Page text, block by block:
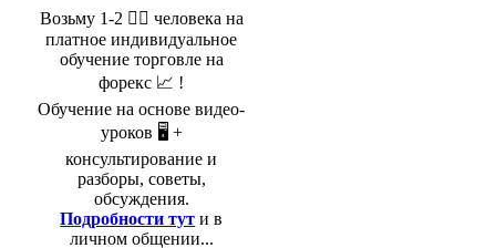
Возьму 1-2 🤵‍♂️ человека на
платное индивидуальное
обучение торговле на
форекс 📈 !
Обучение на основе видео-
уроков 🖥️ +
консультирование и
разборы, советы,
обсуждения.
Подробности тут и в
личном общении...